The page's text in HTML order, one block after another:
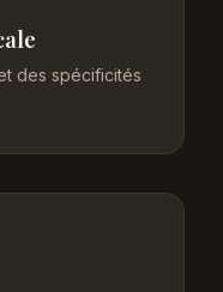
des spécificités